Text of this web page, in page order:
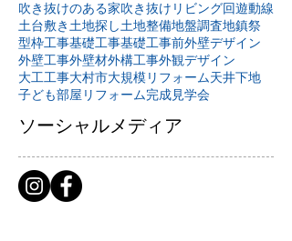
吹き抜けのある家吹き抜けリビング回遊動線
土台敷き 土地探し土地整備地盤調査地鎮祭
型枠工事基礎工事基礎工事前外壁デザイン
外壁工事外壁材外構工事外観デザイン
大工工事大村市大規模リフォーム天井下地
子ども部屋リフォーム完成見学会
ソーシャルメディア